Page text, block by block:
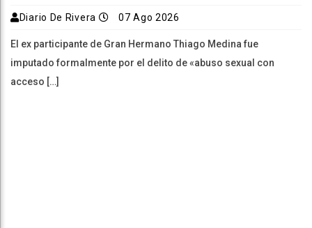
Diario De Rivera 07 Ago 2026
El ex participante de Gran Hermano Thiago Medina fue
imputado formalmente por el delito de «abuso sexual con
acceso […]